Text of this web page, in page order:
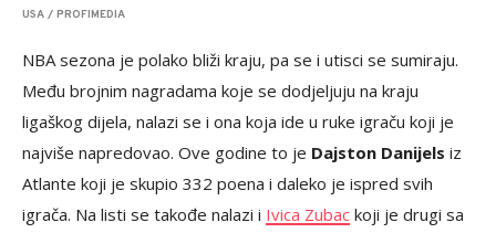
USA / PROFIMEDIA
NBA sezona je polako bliži kraju, pa se i utisci se sumiraju.
Među brojnim nagradama koje se dodjeljuju na kraju
ligaškog dijela, nalazi se i ona koja ide u ruke igraču koji je
najviše napredovao. Ove godine to je Dajston Danijels iz
Atlante koji je skupio 332 poena i daleko je ispred svih
igrača. Na listi se takođe nalazi i Ivica Zubac koji je drugi sa